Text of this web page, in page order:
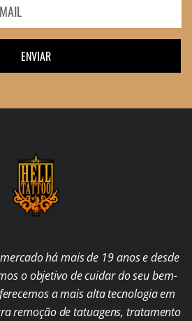
ENVIAR
há mais de 19 anos e desde
o objetivo de cuidar do seu bem-
a mais alta tecnologia em
remoção de tatuagens, tratamento